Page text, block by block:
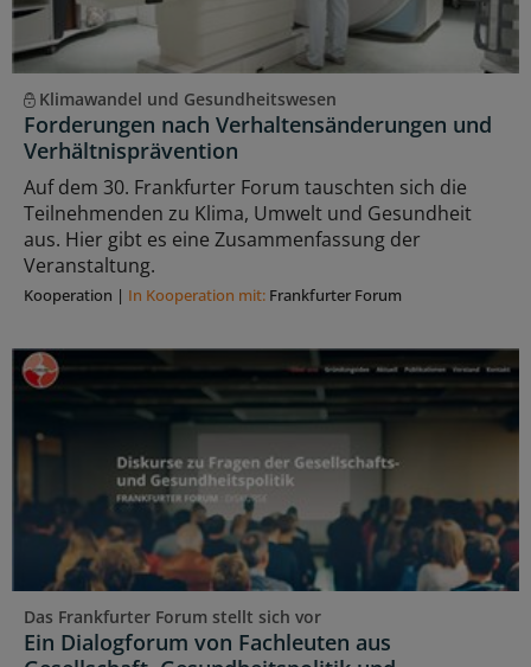
Klimawandel und Gesundheitswesen
Forderungen nach Verhaltensänderungen und
Verhältnisprävention
Auf dem 30. Frankfurter Forum tauschten sich die
Teilnehmenden zu Klima, Umwelt und Gesundheit
aus. Hier gibt es eine Zusammenfassung der
Veranstaltung.
Kooperation | In Kooperation mit: Frankfurter Forum
Das Frankfurter Forum stellt sich vor
Ein Dialogforum von Fachleuten aus